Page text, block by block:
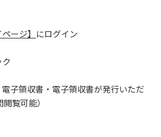
ページ】 にログイン
電子領収書・電子領収書が発行いただ
覧可能）